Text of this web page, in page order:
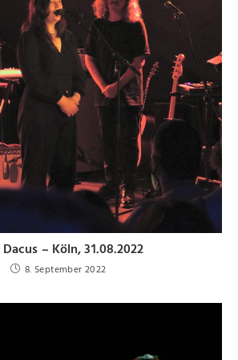
– Köln, 31.08.2022
8. September 2022